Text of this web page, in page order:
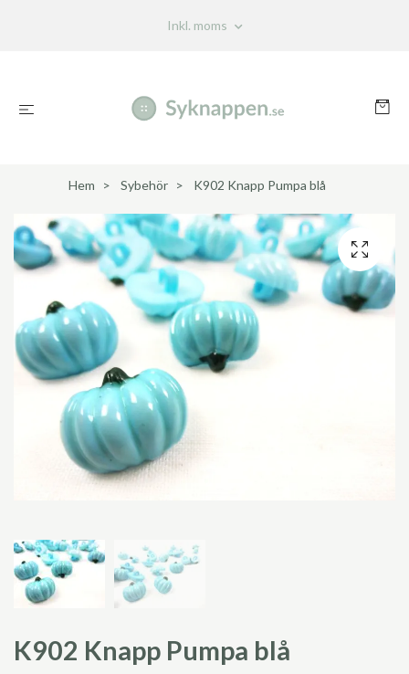
Inkl. moms
Hem Sybehör K902 Knapp Pumpa blå
K902 Knapp Pumpa blå